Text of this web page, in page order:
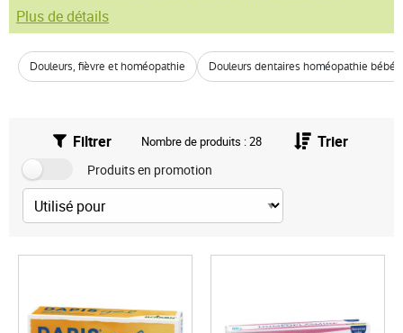
Plus de détails
Douleurs, fièvre et homéopathie Douleurs dentaires homéopathie bébé
Filtrer Nombre de produits : 28 Trier
Produits en promotion